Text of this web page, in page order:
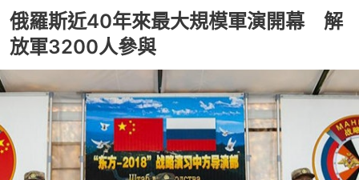
俄羅斯近40年來最大規模軍演開幕 解
放軍3200人參與